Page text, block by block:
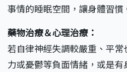
事情的睡眠空間，讓身體習慣
藥物治療＆心理治療：
若自律神經失調較嚴重、平
力或憂鬱等負面情緒，或是